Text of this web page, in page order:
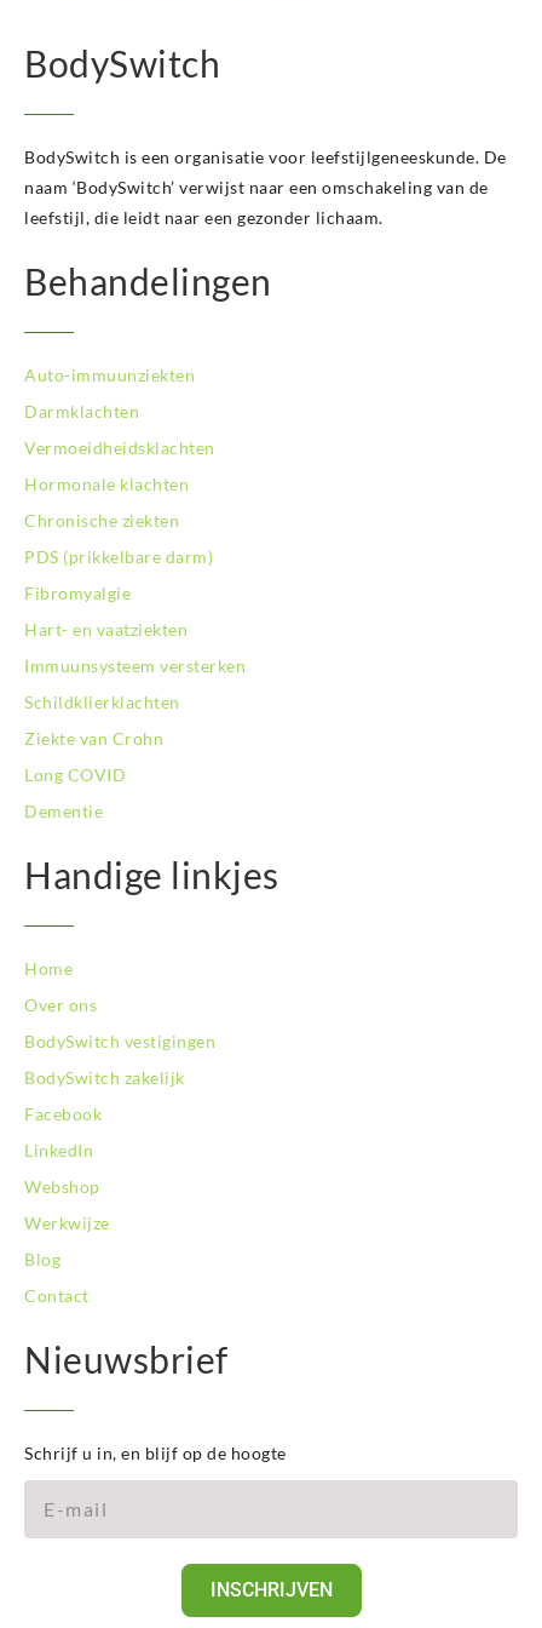
BodySwitch Hoofddorp
BodySwitch Hoorn
BodySwitch Kampen
BodySwitch Kerkrade
BodySwitch Krimpenerwaard
BodySwitch Leeuwarden
BodySwitch Leiden
BodySwitch Lelystad
BodySwitch Maastricht
BodySwitch Nijmegen
BodySwitch Oss
BodySwitch Purmerend
BodySwitch Rotterdam-Centrum
BodySwitch Rotterdam-Kralingen
BodySwitch Rotterdam-Oost
BodySwitch Schiedam
BodySwitch Tiel
BodySwitch Tilburg
BodySwitch Utrecht
BodySwitch Veluwe
BodySwitch Vlaardingen
BodySwitch Wageningen
BodySwitch Zaandam
BodySwitch Zeist
BodySwitch Zoetermeer
BodySwitch Zwolle
BodySwitch
BodySwitch is een organisatie voor leefstijlgeneeskunde. De
naam ‘BodySwitch’ verwijst naar een omschakeling van de
leefstijl, die leidt naar een gezonder lichaam.
Behandelingen
Auto-immuunziekten
Darmklachten
Vermoeidheidsklachten
Hormonale klachten
Chronische ziekten
PDS (prikkelbare darm)
Fibromyalgie
Hart- en vaatziekten
Immuunsysteem versterken
Schildklierklachten
Ziekte van Crohn
Long COVID
Dementie
Handige linkjes
Home
Over ons
BodySwitch vestigingen
BodySwitch zakelijk
Facebook
LinkedIn
Webshop
Werkwijze
Blog
Contact
Nieuwsbrief
Schrijf u in, en blijf op de hoogte
INSCHRIJVEN